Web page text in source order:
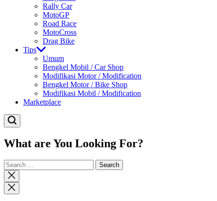
Rally Car
MotoGP
Road Race
MotoCross
Drag Bike
Tips
Umum
Bengkel Mobil / Car Shop
Modifikasi Motor / Modification
Bengkel Motor / Bike Shop
Modifikasi Mobil / Modification
Marketplace
What are You Looking For?
Search
for:
Close
search